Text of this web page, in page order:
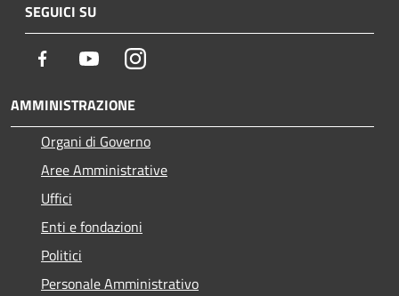
SEGUICI SU
Facebook YoutubeInstagram
AMMINISTRAZIONE
Organi di Governo
Aree Amministrative
Uffici
Enti e fondazioni
Politici
Personale Amministrativo